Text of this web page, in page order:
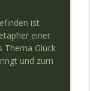
flirten? info_outline
sagen
ist
einer
Thema Glück
und zum